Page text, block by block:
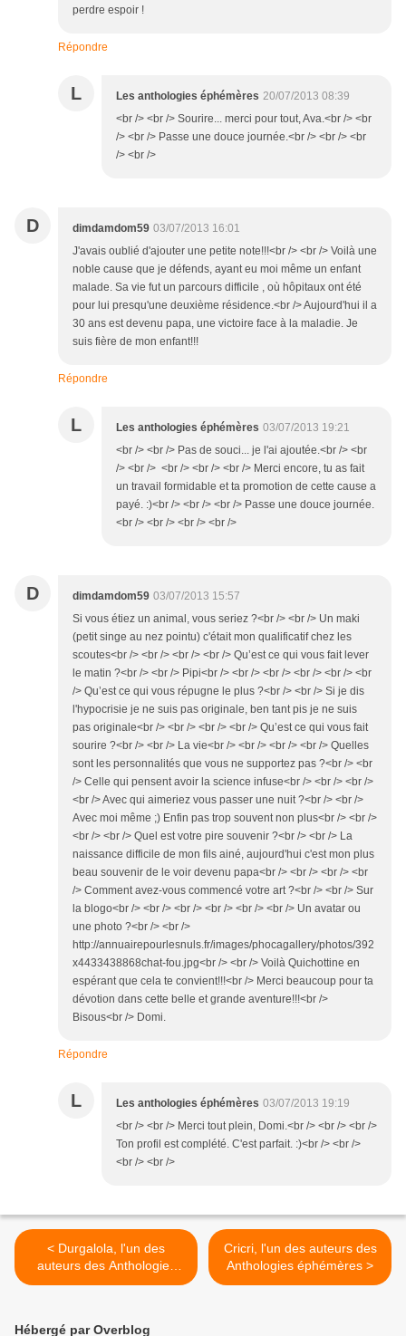
perdre espoir !
Répondre
L Les anthologies éphémères 20/07/2013 08:39
<br /> <br /> Sourire... merci pour tout, Ava.<br /> <br
/> <br /> Passe une douce journée.<br /> <br /> <br
/> <br />
D dimdamdom59 03/07/2013 16:01
J'avais oublié d'ajouter une petite note!!!<br /> <br /> Voilà une
noble cause que je défends, ayant eu moi même un enfant
malade. Sa vie fut un parcours difficile , où hôpitaux ont été
pour lui presqu'une deuxième résidence.<br /> Aujourd'hui il a
30 ans est devenu papa, une victoire face à la maladie. Je
suis fière de mon enfant!!!
Répondre
L Les anthologies éphémères 03/07/2013 19:21
<br /> <br /> Pas de souci... je l'ai ajoutée.<br /> <br
/> <br /> <br /> <br /> <br /> Merci encore, tu as fait
un travail formidable et ta promotion de cette cause a
payé. :)<br /> <br /> <br /> Passe une douce journée.
<br /> <br /> <br /> <br />
D dimdamdom59 03/07/2013 15:57
Si vous étiez un animal, vous seriez ?<br /> <br /> Un maki
(petit singe au nez pointu) c'était mon qualificatif chez les
scoutes<br /> <br /> <br /> <br /> Qu’est ce qui vous fait lever
le matin ?<br /> <br /> Pipi<br /> <br /> <br /> <br /> <br /> <br
/> Qu’est ce qui vous répugne le plus ?<br /> <br /> Si je dis
l'hypocrisie je ne suis pas originale, ben tant pis je ne suis
pas originale<br /> <br /> <br /> <br /> Qu’est ce qui vous fait
sourire ?<br /> <br /> La vie<br /> <br /> <br /> <br /> Quelles
sont les personnalités que vous ne supportez pas ?<br /> <br
/> Celle qui pensent avoir la science infuse<br /> <br /> <br />
<br /> Avec qui aimeriez vous passer une nuit ?<br /> <br />
Avec moi même ;) Enfin pas trop souvent non plus<br /> <br />
<br /> <br /> Quel est votre pire souvenir ?<br /> <br /> La
naissance difficile de mon fils ainé, aujourd'hui c'est mon plus
beau souvenir de le voir devenu papa<br /> <br /> <br /> <br
/> Comment avez-vous commencé votre art ?<br /> <br /> Sur
la blogo<br /> <br /> <br /> <br /> <br /> <br /> Un avatar ou
une photo ?<br /> <br />
http://annuairepourlesnuls.fr/images/phocagallery/photos/392
x4433438868chat-fou.jpg<br /> <br /> Voilà Quichottine en
espérant que cela te convient!!!<br /> Merci beaucoup pour ta
dévotion dans cette belle et grande aventure!!!<br />
Bisous<br /> Domi.
Répondre
L Les anthologies éphémères 03/07/2013 19:19
<br /> <br /> Merci tout plein, Domi.<br /> <br /> <br />
Ton profil est complété. C'est parfait. :)<br /> <br />
<br /> <br />
< Durgalola, l'un des
auteurs des Anthologies
éphémères
Cricri, l'un des auteurs des
Anthologies éphémères >
Hébergé par Overblog